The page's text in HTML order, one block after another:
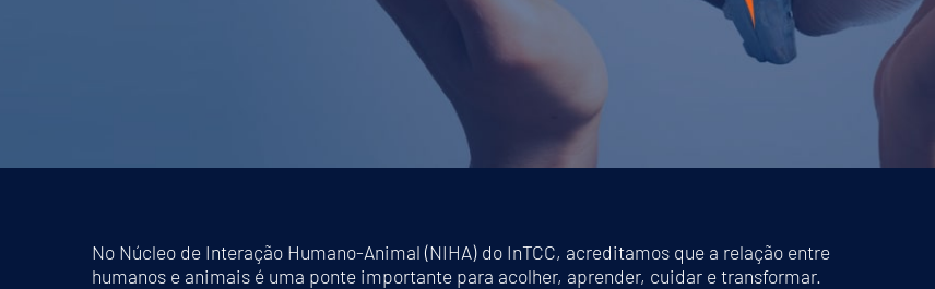
No Núcleo de Interação Humano-Animal (NIHA) do InTCC, acreditamos que a relação entre
humanos e animais é uma ponte importante para acolher, aprender, cuidar e transformar.